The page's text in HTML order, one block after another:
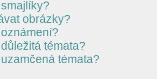
obrázky?
témata?
témata?